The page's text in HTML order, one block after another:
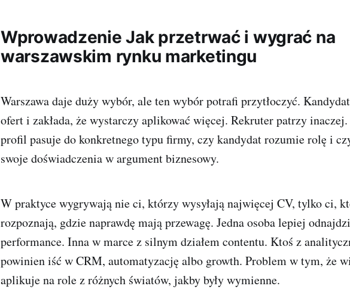
Wprowadzenie Jak przetrwać i wygrać na
warszawskim rynku marketingu
Warszawa daje duży wybór, ale ten wybór potrafi przytłoczyć.
ofert i zakłada, że wystarczy aplikować więcej. Rekruter patrzy
profil pasuje do konkretnego typu firmy, czy kandydat rozumie rolę i
swoje doświadczenia w argument biznesowy.
W praktyce wygrywają nie ci, którzy wysyłają najwięcej CV, tylko ci,
rozpoznają, gdzie naprawdę mają przewagę. Jedna osoba lepiej
performance. Inna w marce z silnym działem contentu. Ktoś z
powinien iść w CRM, automatyzację albo growth. Problem w tym, że
aplikuje na role z różnych światów, jakby były wymienne.